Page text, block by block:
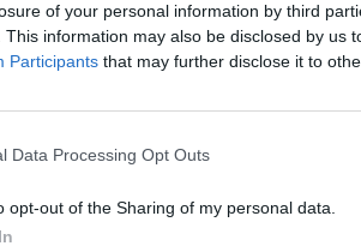
of your personal information by third
This information may also be disclosed by us
Participants that may further disclose it to
Data Processing Opt Outs
opt-out of the Sharing of my personal data.